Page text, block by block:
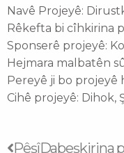
Navê Projeyê:
Rêkefta bi cîhkirina
Sponserê projeyê:
Hejmara malbatên
Pereyê ji bo projeyê
Cihê projeyê: Dihok,
Prev
PêşîDabeşkirina